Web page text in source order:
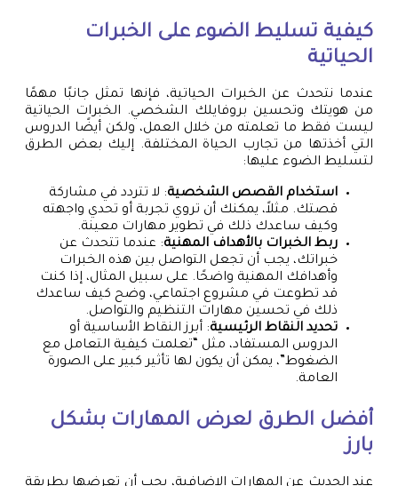
كيفية تسليط الضوء على الخبرات
الحياتية
عندما نتحدث عن الخبرات الحياتية، فإنها تمثل جانبًا مهمًا
من هويتك وتحسين بروفايلك الشخصي. الخبرات الحياتية
ليست فقط ما تعلمته من خلال العمل، ولكن أيضًا الدروس
التي أخذتها من تجارب الحياة المختلفة. إليك بعض الطرق
لتسليط الضوء عليها:
استخدام القصص الشخصية: لا تتردد في مشاركة
قصتك. مثلاً، يمكنك أن تروي تجربة أو تحدي واجهته
وكيف ساعدك ذلك في تطوير مهارات معينة.
ربط الخبرات بالأهداف المهنية: عندما تتحدث عن
خبراتك، يجب أن تجعل التواصل بين هذه الخبرات
وأهدافك المهنية واضحًا. على سبيل المثال، إذا كنت
قد تطوعت في مشروع اجتماعي، وضح كيف ساعدك
ذلك في تحسين مهارات التنظيم والتواصل.
تحديد النقاط الرئيسية: أبرز النقاط الأساسية أو
الدروس المستفاد، مثل “تعلمت كيفية التعامل مع
الضغوط”، يمكن أن يكون لها تأثير كبير على الصورة
العامة.
أفضل الطرق لعرض المهارات بشكل
بارز
عند الحديث عن المهارات الإضافية، يجب أن تعرضها بطريقة